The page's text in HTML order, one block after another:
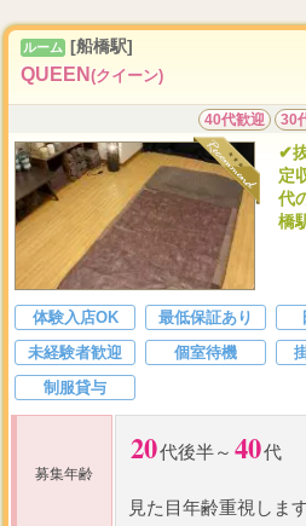
■セラピストさん給与
①90...
ルーム [船橋駅]
QUEEN (クイーン)
40代歓迎 30
✔
定
代
橋
体験入店OK 最低保証あり
未経験者歓迎
個室待機
制服貸与
募集年齢
20代後半～ 40代
見た目年齢重視しま